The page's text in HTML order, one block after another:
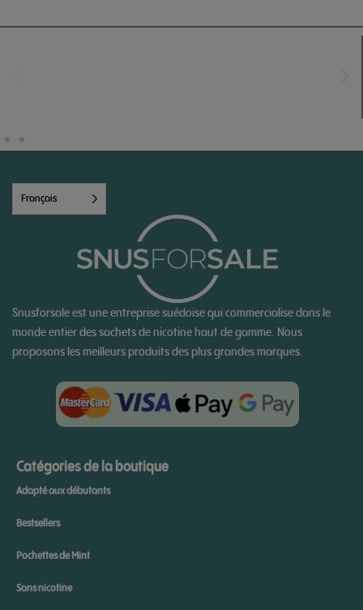
Français
Snusforsale est une entreprise suédoise qui commercialise dans le
monde entier des sachets de nicotine haut de gamme. Nous
proposons les meilleurs produits des plus grandes marques.
Catégories de la boutique
Adapté aux débutants
Bestsellers
Pochettes de Mint
Sans nicotine